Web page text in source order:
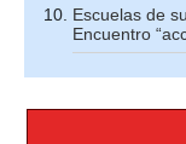
Escuelas de
Encuentro